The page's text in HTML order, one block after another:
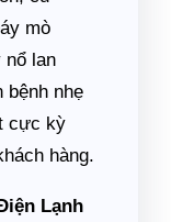
mò
nổ lan
bệnh nhẹ
cực kỳ
hàng.
Lạnh